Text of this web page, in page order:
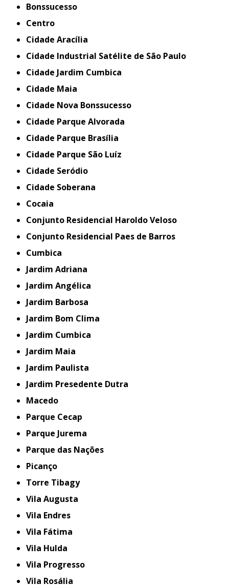
Bonssucesso
Centro
Cidade Aracília
Cidade Industrial Satélite de São Paulo
Cidade Jardim Cumbica
Cidade Maia
Cidade Nova Bonssucesso
Cidade Parque Alvorada
Cidade Parque Brasília
Cidade Parque São Luíz
Cidade Seródio
Cidade Soberana
Cocaia
Conjunto Residencial Haroldo Veloso
Conjunto Residencial Paes de Barros
Cumbica
Jardim Adriana
Jardim Angélica
Jardim Barbosa
Jardim Bom Clima
Jardim Cumbica
Jardim Maia
Jardim Paulista
Jardim Presedente Dutra
Macedo
Parque Cecap
Parque Jurema
Parque das Nações
Picanço
Torre Tibagy
Vila Augusta
Vila Endres
Vila Fátima
Vila Hulda
Vila Progresso
Vila Rosália